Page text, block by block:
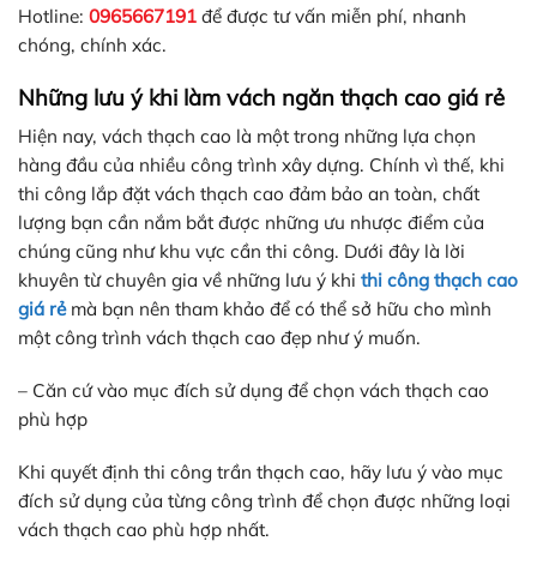
Hotline: 0965667191 để được tư vấn miễn phí, nhanh
chóng, chính xác.
Những lưu ý khi làm vách ngăn thạch cao giá rẻ
Hiện nay, vách thạch cao là một trong những lựa chọn
hàng đầu của nhiều công trình xây dựng. Chính vì thế, khi
thi công lắp đặt vách thạch cao đảm bảo an toàn, chất
lượng bạn cần nắm bắt được những ưu nhược điểm của
chúng cũng như khu vực cần thi công. Dưới đây là lời
khuyên từ chuyên gia về những lưu ý khi thi công thạch cao
giá rẻmà bạn nên tham khảo để có thể sở hữu cho mình
một công trình vách thạch cao đẹp như ý muốn.
– Căn cứ vào mục đích sử dụng để chọn vách thạch cao
phù hợp
Khi quyết định thi công trần thạch cao, hãy lưu ý vào mục
đích sử dụng của từng công trình để chọn được những loại
vách thạch cao phù hợp nhất.